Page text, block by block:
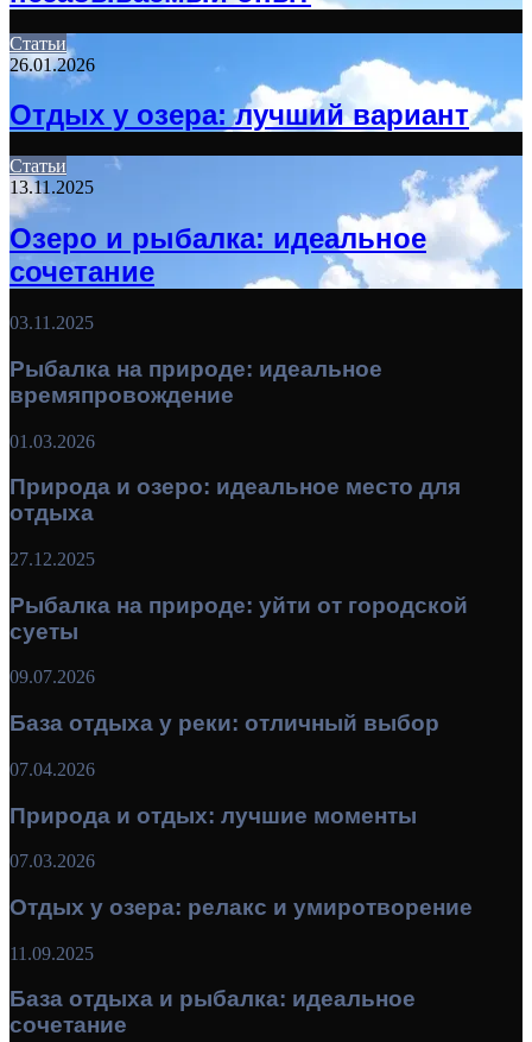
Статьи
26.01.2026
Отдых у озера: лучший вариант
Статьи
13.11.2025
Озеро и рыбалка: идеальное
сочетание
03.11.2025
Рыбалка на природе: идеальное
времяпровождение
01.03.2026
Природа и озеро: идеальное место для
отдыха
27.12.2025
Рыбалка на природе: уйти от городской
суеты
09.07.2026
База отдыха у реки: отличный выбор
07.04.2026
Природа и отдых: лучшие моменты
07.03.2026
Отдых у озера: релакс и умиротворение
11.09.2025
База отдыха и рыбалка: идеальное
сочетание